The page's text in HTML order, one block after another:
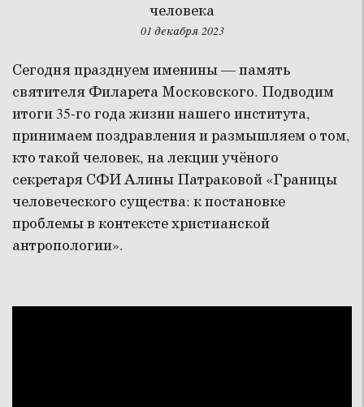
человека
01 декабря 2023
Сегодня празднуем именины — память
святителя Филарета Московского. Подводим
итоги 35-го года жизни нашего института,
принимаем поздравления и размышляем о том,
кто такой человек, на лекции учёного
секретаря СФИ Алины Патраковой «Границы
человеческого существа: к постановке
проблемы в контексте христианской
антропологии».